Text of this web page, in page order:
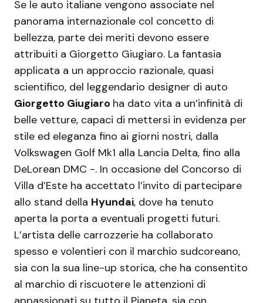
Se le auto italiane vengono associate nel
panorama internazionale col concetto di
bellezza, parte dei meriti devono essere
attribuiti a Giorgetto Giugiaro. La fantasia
applicata a un approccio razionale, quasi
scientifico, del leggendario designer di auto
Giorgetto Giugiaro ha dato vita a un’infinità di
belle vetture, capaci di mettersi in evidenza per
stile ed eleganza fino ai giorni nostri, dalla
Volkswagen Golf Mk1 alla Lancia Delta, fino alla
DeLorean DMC -. In occasione del Concorso di
Villa d’Este ha accettato l’invito di partecipare
allo stand della Hyundai, dove ha tenuto
aperta la porta a eventuali progetti futuri.
L’artista delle carrozzerie ha collaborato
spesso e volentieri con il marchio sudcoreano,
sia con la sua line-up storica, che ha consentito
al marchio di riscuotere le attenzioni di